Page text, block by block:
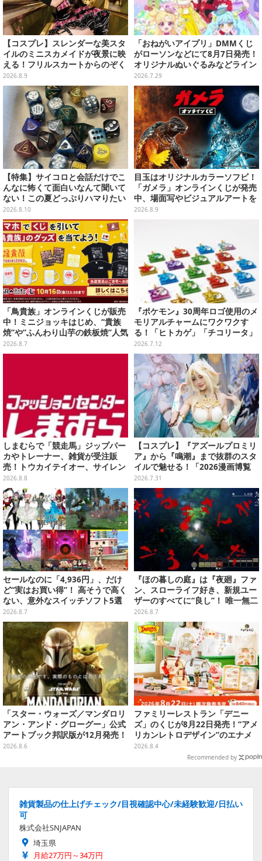
【コスプレ】スレンダーな美スタ
イルのミニスカメイドが夜景に映
える！フリルスカートからのぞく
美太ももが眩しい台湾ガール【写
真10枚】
2026.8.9
「おねがいアイプリ」DMMくじ
がローソンなどにて8月7日発売！
オリジナルぬいぐるみなどライン
ナップ、各等賞にスペシャルアイ
プリカードが付属
2026.7.29
【特集】サイコロと会話だけでこ
んなに怖くて面白いなんて聞いて
ない！この夏どっぷりハマりたい
TRPG・マダミス初心者向けおす
すめ5選
2026.8.10
目玉はオリジナルカラーソフビ！
「ガメラ」オンラインくじが発売
中、場面写やビジュアルアートを
使用した豪華賞品をラインナップ
2026.8.9
「鳥貴族」オンラインくじが販売
中！ミニジョッキはじめ、“貴族
焼”や”ふんわり山芋の鉄板焼”人気
メニューTシャツなどラインナッ
プ
2026.8.7
『ポケモン』30周年ロゴ使用のメ
モリアルチャームにワクワクす
る！「ヒトカゲ」「チコリータ」
たち御三家や、幻のポケモンも揃
えた全20種
2026.7.12
しまむらで「競走馬」ジップパー
カやトレーナー、雑貨が受注販
売！トウカイテイオー、サイレン
ススズカなど名馬をデザイン
2026.8.8
【コスプレ】『アズールプロミリ
ア』から『鳴潮』まで抜群のスタ
イルで魅せる！「2026漫画博覧
会」百花繚乱の台湾美女12選【写
真37枚】
2026.7.31
セールなのに「4,936円」、だけ
ど“実はお買い得”！ 高そうで高く
ない、意外なスイッチソフト5選
2026.8.7
『ほの暮しの庭』は『夜廻』ファ
ン、スローライフ好き、新規ユー
ザーのすべてに“良し”！ 唯一無二
の「不穏生活シム」恐怖も暮らし
もお好み次第【プレイレポ】
2026.8.7
「スター・ウォーズ／マンダロリ
アン・アンド・グローグー」公式
アートブック邦訳版が12月発売！
映画のコンセプトアートやスケッ
2026.8.6
ファミリーレストラン「デニー
ズ」のくじが8月22日発売！“アメ
リカンレトロデザイン”のエナメ
ルバッグやTシャツなど、日常使
いできるグッズを用意
2026.8.4
Recommended by
雑貨製品の仕上げチェック/目視確認中心/未経験歓迎/日払い
可
株式会社SNJAPAN
埼玉県
月給27万円～34万円